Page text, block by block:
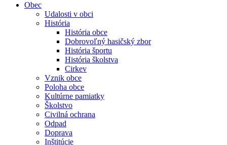
Obec
Udalosti v obci
História
História obce
Dobrovoľný hasičský zbor
História športu
História školstva
Cirkev
Vznik obce
Poloha obce
Kultúrne pamiatky
Školstvo
Civilná ochrana
Odpad
Doprava
Inštitúcie